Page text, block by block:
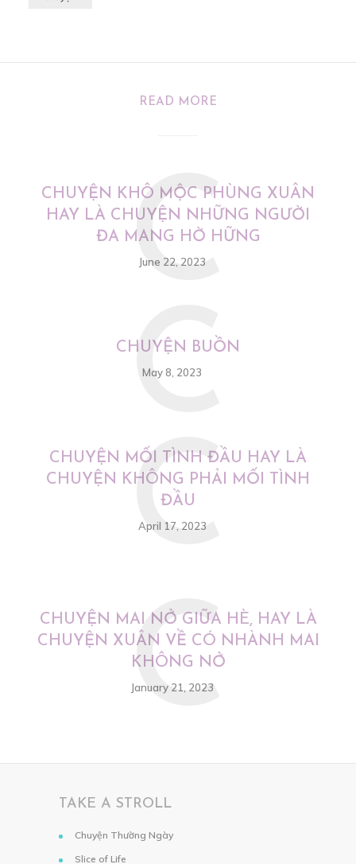
READ MORE
CHUYỆN KHÔ MỘC PHÙNG XUÂN
HAY LÀ CHUYỆN NHỮNG NGƯỜI
ĐA MANG HỜ HỮNG
June 22, 2023
C
CHUYỆN BUỒN
May 8, 2023
C
CHUYỆN MỐI TÌNH ĐẦU HAY LÀ
CHUYỆN KHÔNG PHẢI MỐI TÌNH
ĐẦU
April 17, 2023
C
CHUYỆN MAI NỞ GIỮA HÈ, HAY LÀ
CHUYỆN XUÂN VỀ CÓ NHÀNH MAI
KHÔNG NỞ
January 21, 2023
C
TAKE A STROLL
Chuyện Thường Ngày
Slice of Life